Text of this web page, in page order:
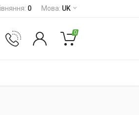
: 0 Мова: UK
0